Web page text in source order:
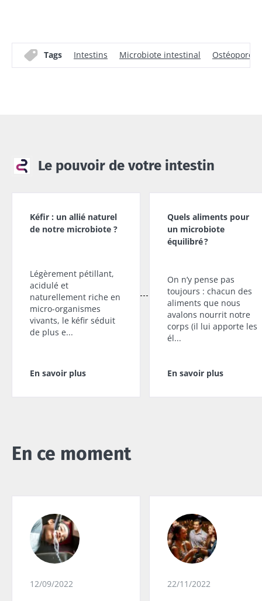
Tags Intestins Microbiote intestinal Ostéoporose
Le pouvoir de votre intestin
Kéfir : un allié naturel
de notre microbiote ?
Légèrement pétillant,
acidulé et
naturellement riche en
micro-organismes
vivants, le kéfir séduit
de plus e...
En savoir plus
Quels aliments pour
un microbiote
équilibré ?
On n’y pense pas
toujours : chacun des
aliments que nous
avalons nourrit notre
corps (il lui apporte les
él...
En savoir plus
En ce moment
12/09/2022 22/11/2022